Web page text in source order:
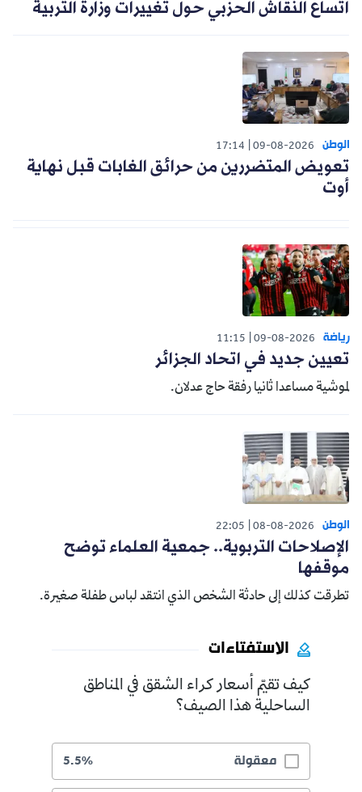
اتساع النقاش الحزبي حول تغييرات وزارة التربية
الوطن 09-08-2026
17:14
تعويض المتضررين من حرائق الغابات قبل نهاية
أوت
رياضة 09-08-2026
11:15
تعيين جديد في اتحاد الجزائر
لموشية مساعدا ثانيا رفقة حاج عدلان.
الوطن 08-08-2026
22:05
الإصلاحات التربوية.. جمعية العلماء توضح
موقفها
تطرقت كذلك إلى حادثة الشخص الذي انتقد لباس طفلة صغيرة.
الاستفتاءات
كيف تقيّم أسعار كراء الشقق في المناطق
الساحلية هذا الصيف؟
معقولة 5.5%